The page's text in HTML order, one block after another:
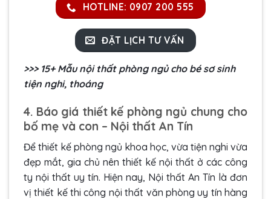
HOTLINE: 0907 200 555
ĐẶT LỊCH TƯ VẤN
>>> 15+ Mẫu nội thất phòng ngủ cho bé sơ sinh
tiện nghi, thoáng
4. Báo giá thiết kế phòng ngủ chung cho
bố mẹ và con – Nội thất An Tín
Để thiết kế phòng ngủ khoa học, vừa tiện nghi vừa
đẹp mắt, gia chủ nên thiết kế nội thất ở các công
ty nội thất uy tín. Hiện nay, Nội thất An Tín là đơn
vị thiết kế thi công nội thất văn phòng uy tín hàng